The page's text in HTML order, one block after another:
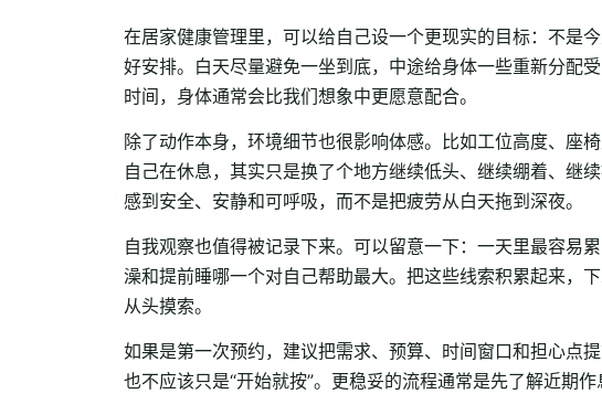
在居家健康管理里，可以给自己设一个更现实的目标：不是
好安排。白天尽量避免一坐到底，中途给身体一些重新分配
时间，身体通常会比我们想象中更愿意配合。
除了动作本身，环境细节也很影响体感。比如工位高度、座
自己在休息，其实只是换了个地方继续低头、继续绷着、继
感到安全、安静和可呼吸，而不是把疲劳从白天拖到深夜。
自我观察也值得被记录下来。可以留意一下：一天里最容易
澡和提前睡哪一个对自己帮助最大。把这些线索积累起来，
从头摸索。
如果是第一次预约，建议把需求、预算、时间窗口和担心点
也不应该只是“开始就按”。更稳妥的流程通常是先了解近期